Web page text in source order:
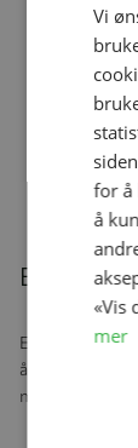
Elodie bitering
å massere og
måte.
Vi
for å
å
«Vis
mer